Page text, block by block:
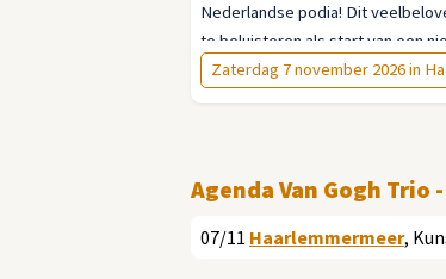
Nederlandse podia! Dit
te beluisteren als start van een
Cruquius Concerten.
Zaterdag 7 november 2026 in
Agenda Van Gogh Trio
07/11 Haarlemmermeer,